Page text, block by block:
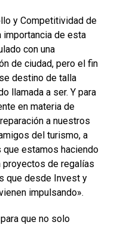
y Competitividad de
importancia de esta
con una
de ciudad, pero el fin
destino de talla
llamada a ser. Y para
en materia de
a nuestros
del turismo, a
estamos haciendo
proyectos de regalías
que desde Invest y
impulsando».
que no solo